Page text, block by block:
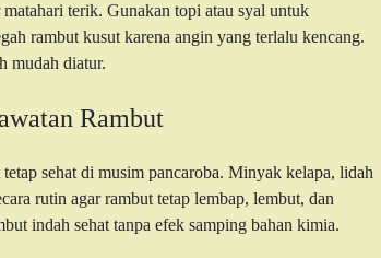
terik. Gunakan topi atau syal untuk
rambut kusut karena angin yang terlalu kencang.
mudah diatur.
Rambut
sehat di musim pancaroba. Minyak kelapa, lidah
rutin agar rambut tetap lembap, lembut, dan
indah sehat tanpa efek samping bahan kimia.